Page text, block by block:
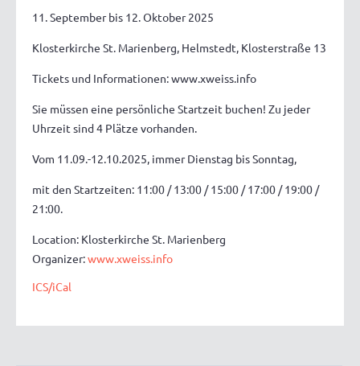
11. September bis 12. Oktober 2025
Klosterkirche St. Marienberg, Helmstedt, Klosterstraße 13
Tickets und Informationen: www.xweiss.info
Sie müssen eine persönliche Startzeit buchen! Zu jeder
Uhrzeit sind 4 Plätze vorhanden.
Vom 11.09.-12.10.2025, immer Dienstag bis Sonntag,
mit den Startzeiten: 11:00 / 13:00 / 15:00 / 17:00 / 19:00 /
21:00.
Location: Klosterkirche St. Marienberg
Organizer:www.xweiss.info
ICS/iCal